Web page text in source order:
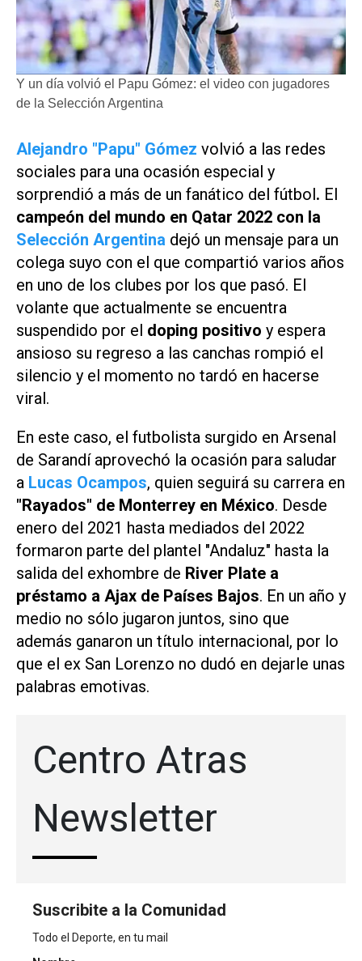
Y un día volvió el Papu Gómez: el video con jugadores
de la Selección Argentina
Alejandro "Papu" Gómez volvió a las redes
sociales para una ocasión especial y
sorprendió a más de un fanático del fútbol. El
campeón del mundo en Qatar 2022 con la
Selección Argentina dejó un mensaje para un
colega suyo con el que compartió varios años
en uno de los clubes por los que pasó. El
volante que actualmente se encuentra
suspendido por el doping positivo y espera
ansioso su regreso a las canchas rompió el
silencio y el momento no tardó en hacerse
viral.
En este caso, el futbolista surgido en Arsenal
de Sarandí aprovechó la ocasión para saludar
a Lucas Ocampos, quien seguirá su carrera en
"Rayados" de Monterrey en México. Desde
enero del 2021 hasta mediados del 2022
formaron parte del plantel "Andaluz" hasta la
salida del exhombre de River Plate a
préstamo a Ajax de Países Bajos. En un año y
medio no sólo jugaron juntos, sino que
además ganaron un título internacional, por lo
que el ex San Lorenzo no dudó en dejarle unas
palabras emotivas.